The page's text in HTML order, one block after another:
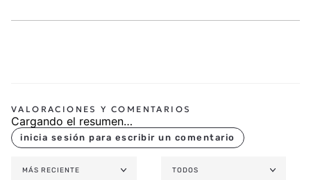
Cargando el resumen…
MÁS RECIENTE TODOS